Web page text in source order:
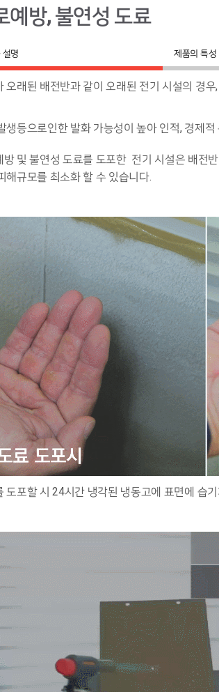
예방, 불연성 도료
설명 제품의 특성
오래된 배전반과 같이 오래된 전기 시설의 경
생등으로인한 발화 가능성이 높아 인적, 경제
방 및 불연성 도료를 도포한 전기 시설은 배전
해규모를 최소화 할 수 있습니다.
도포할 시 24시간 냉각된 냉동고에 표면에 습